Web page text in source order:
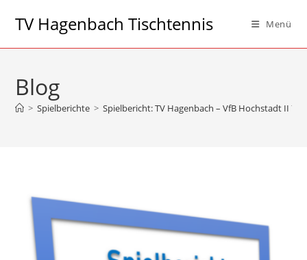
InhaltTV Hagenbach Tischtennis Menü
Blog
> Spielberichte > Spielbericht: TV Hagenbach – VfB Hochstadt II 7:9